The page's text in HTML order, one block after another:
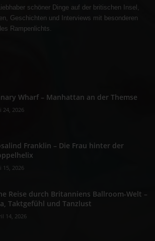
schöner Dinge auf der britischen Insel,
Geschichten und Interviews mit besonderen
Rampenlichts.
Wharf – Manhattan an der Themse
24, 2026
Franklin – Die Frau hinter der
15, 2026
Reise durch Britanniens Ballroom-Welt –
Taktgefühl und Tanzlust
14, 2026